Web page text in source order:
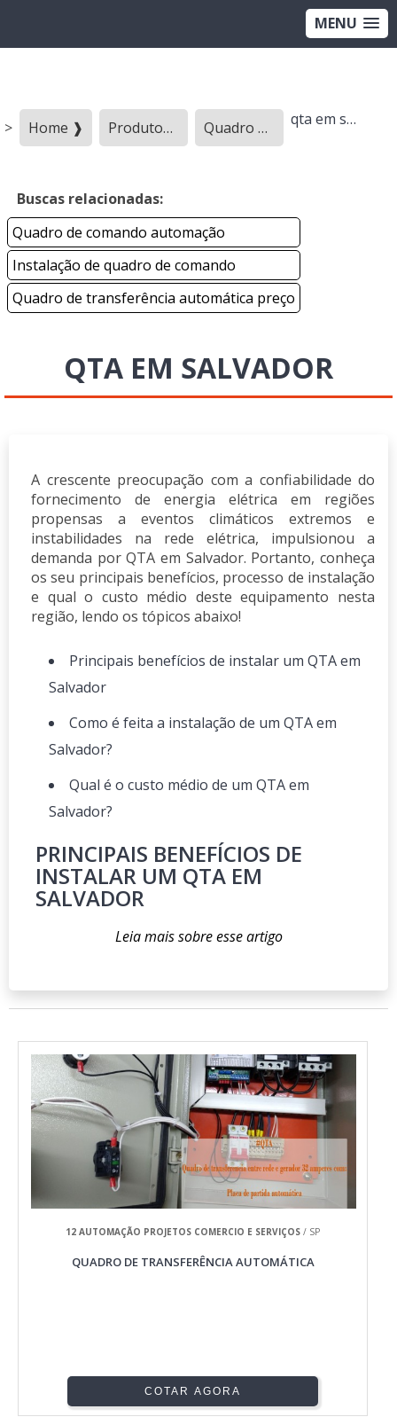
MENU
> Home ❱ Produtos ❱ Quadro de transferencia - Categoria ❱ qta em salvador
Buscas relacionadas:
Quadro de comando automação
Instalação de quadro de comando
Quadro de transferência automática preço
QTA EM SALVADOR
A crescente preocupação com a confiabilidade do
fornecimento de energia elétrica em regiões
propensas a eventos climáticos extremos e
instabilidades na rede elétrica, impulsionou a
demanda por QTA em Salvador. Portanto, conheça
os seu principais benefícios, processo de instalação
e qual o custo médio deste equipamento nesta
região, lendo os tópicos abaixo!
Principais benefícios de instalar um QTA em
Salvador
Como é feita a instalação de um QTA em
Salvador?
Qual é o custo médio de um QTA em
Salvador?
PRINCIPAIS BENEFÍCIOS DE
INSTALAR UM QTA EM
SALVADOR
12 AUTOMAÇÃO PROJETOS COMERCIO E SERVIÇOS / SP
QUADRO DE TRANSFERÊNCIA AUTOMÁTICA
COTAR AGORA